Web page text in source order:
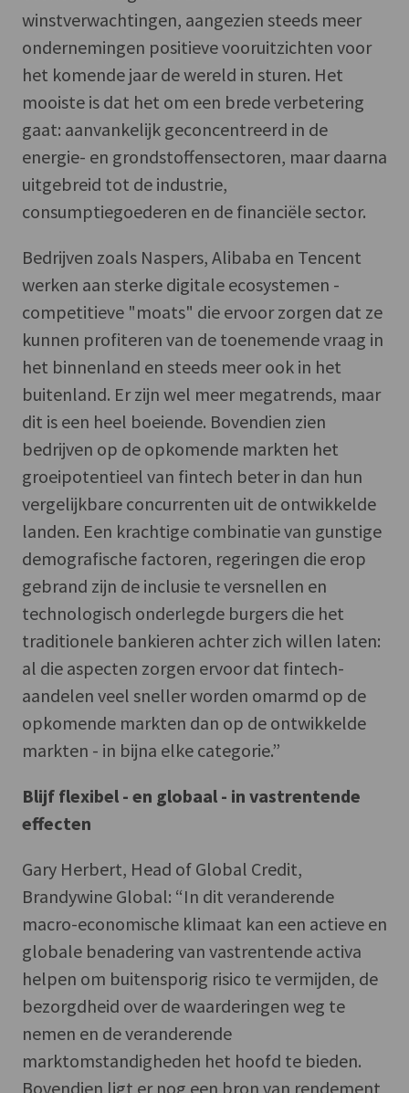
winstverwachtingen, aangezien steeds meer
ondernemingen positieve vooruitzichten voor
het komende jaar de wereld in sturen. Het
mooiste is dat het om een brede verbetering
gaat: aanvankelijk geconcentreerd in de
energie- en grondstoffensectoren, maar daarna
uitgebreid tot de industrie,
consumptiegoederen en de financiële sector.
Bedrijven zoals Naspers, Alibaba en Tencent
werken aan sterke digitale ecosystemen -
competitieve "moats" die ervoor zorgen dat ze
kunnen profiteren van de toenemende vraag in
het binnenland en steeds meer ook in het
buitenland. Er zijn wel meer megatrends, maar
dit is een heel boeiende. Bovendien zien
bedrijven op de opkomende markten het
groeipotentieel van fintech beter in dan hun
vergelijkbare concurrenten uit de ontwikkelde
landen. Een krachtige combinatie van gunstige
demografische factoren, regeringen die erop
gebrand zijn de inclusie te versnellen en
technologisch onderlegde burgers die het
traditionele bankieren achter zich willen laten:
al die aspecten zorgen ervoor dat fintech-
aandelen veel sneller worden omarmd op de
opkomende markten dan op de ontwikkelde
markten - in bijna elke categorie.”
Blijf flexibel - en globaal - in vastrentende
effecten
Gary Herbert, Head of Global Credit,
Brandywine Global: “In dit veranderende
macro-economische klimaat kan een actieve en
globale benadering van vastrentende activa
helpen om buitensporig risico te vermijden, de
bezorgdheid over de waarderingen weg te
nemen en de veranderende
marktomstandigheden het hoofd te bieden.
Bovendien ligt er nog een bron van rendement